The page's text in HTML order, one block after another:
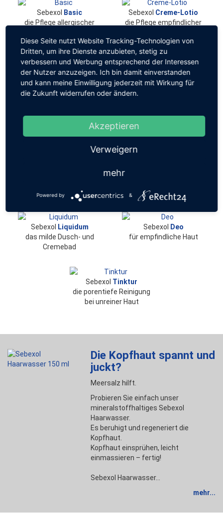
Sebexol
Basic
die Pflege allergischer
ohne Parfüm
Sebexol Creme-Lotio
die Pflege empfindlicher
SebexolLotio cum urea 5
%
die Pflege trockener Haut
SebexolCreme intens
PUR
ohne Parfüm
Sebexol
ohne Parfüm
Sebexol
Liquidum
das milde Dusch- und
Cremebad
Sebexol
Deo
für empfindliche Haut
Sebexol Tinktur
die porentiefe Reinigung
bei unreiner Haut
Die Kopfhaut spannt und
juckt?
Meersalz hilft.
Probieren Sie einfach unser
mineralstoffhaltiges Sebexol
Haarwasser.
Es beruhigt und regeneriert die
Kopfhaut.
Kopfhaut einsprühen, leicht
einmassieren – fertig!
Sebexol Haarwasser…
mehr...
Diese Seite nutzt Website Tracking-Technologien von
Dritten, um ihre Dienste anzubieten, stetig zu
verbessern und Werbung entsprechend der Interessen
der Nutzer anzuzeigen. Ich bin damit einverstanden
und kann meine Einwilligung jederzeit mit Wirkung für
die Zukunft widerrufen oder ändern.
Akzeptieren
Verweigern
mehr
Powered by &